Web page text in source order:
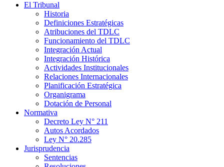
El Tribunal
Historia
Definiciones Estratégicas
Atribuciones del TDLC
Funcionamiento del TDLC
Integración Actual
Integración Histórica
Actividades Institucionales
Relaciones Internacionales
Planificación Estratégica
Organigrama
Dotación de Personal
Normativa
Decreto Ley N° 211
Autos Acordados
Ley N° 20.285
Jurisprudencia
Sentencias